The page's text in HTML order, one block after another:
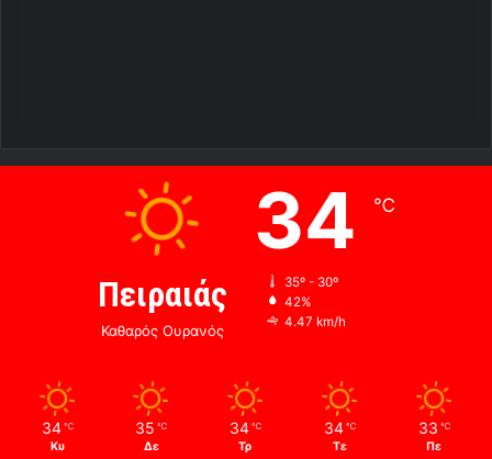
Πειραιάς
Καθαρός Ουρανός
34 ℃
35º - 30º
42%
4.47 km/h
34 ℃
Κυ
35 ℃
Δε
34 ℃
Τρ
34 ℃
Τε
33 ℃
Πε